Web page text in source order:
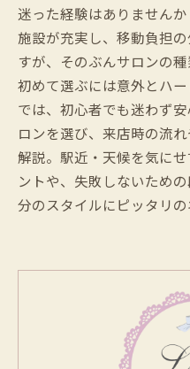
迷った経験はありません
施設が充実し、移動負担
すが、そのぶんサロンの
初めて選ぶには意外とハ
では、初心者でも迷わず
ロンを選び、来店時の流
解説。駅近・天候を気に
ントや、失敗しないため
分のスタイルにピッタリの